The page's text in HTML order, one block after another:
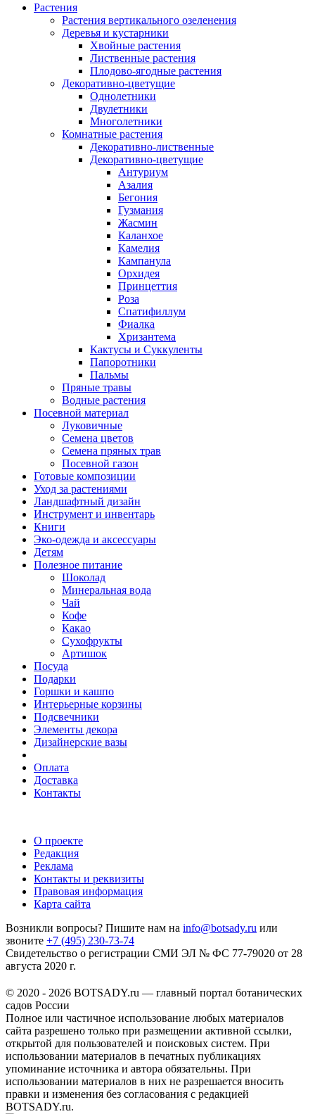
Растения
Растения вертикального озеленения
Деревья и кустарники
Хвойные растения
Лиственные растения
Плодово-ягодные растения
Декоративно-цветущие
Однолетники
Двулетники
Многолетники
Комнатные растения
Декоративно-лиственные
Декоративно-цветущие
Антуриум
Азалия
Бегония
Гузмания
Жасмин
Каланхое
Камелия
Кампанула
Орхидея
Принцеттия
Роза
Спатифиллум
Фиалка
Хризантема
Кактусы и Суккуленты
Папоротники
Пальмы
Пряные травы
Водные растения
Посевной материал
Луковичные
Семена цветов
Семена пряных трав
Посевной газон
Готовые композиции
Уход за растениями
Ландшафтный дизайн
Инструмент и инвентарь
Книги
Эко-одежда и аксессуары
Детям
Полезное питание
Шоколад
Минеральная вода
Чай
Кофе
Какао
Сухофрукты
Артишок
Посуда
Подарки
Горшки и кашпо
Интерьерные корзины
Подсвечники
Элементы декора
Дизайнерские вазы
Оплата
Доставка
Контакты
О проекте
Редакция
Реклама
Контакты и реквизиты
Правовая информация
Карта сайта
Возникли вопросы? Пишите нам на info@botsady.ru или
звоните +7 (495) 230-73-74
Свидетельство о регистрации СМИ ЭЛ № ФС 77-79020 от 28
августа 2020 г.
© 2020 - 2026 BOTSADY.ru — главный портал ботанических
садов России
Полное или частичное использование любых материалов
сайта разрешено только при размещении активной ссылки,
открытой для пользователей и поисковых систем. При
использовании материалов в печатных публикациях
упоминание источника и автора обязательны. При
использовании материалов в них не разрешается вносить
правки и изменения без согласования с редакцией
BOTSADY.ru.